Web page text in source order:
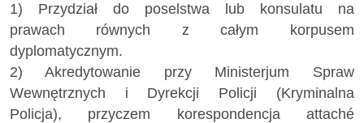
1) Przydział do poselstwa lub konsulatu na
prawach równych z całym korpusem
dyplomatycznym.
2) Akredytowanie przy Ministerjum Spraw
Wewnętrznych i Dyrekcji Policji (Kryminalna
Policja), przyczem korespondencja attaché